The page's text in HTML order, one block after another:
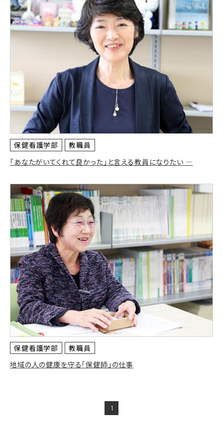
保健看護学部
教職員
「あなたがいてくれて良かった」と言える教員になりたい ―
保健看護学部
教職員
地域の人の健康を守る「保健師」の仕事
1